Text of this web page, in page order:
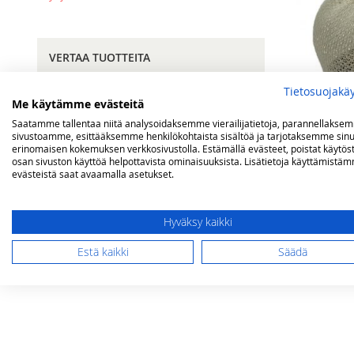
Hehkusukka
Lisää
VERTAA TUOTTEITA
OMA TOIVELISTA
Me käytämme evästeitä
Saatamme tallentaa niitä analysoidaksemme vierailijatietoja,
sivustoamme, esittääksemme henkilökohtaista sisältöä ja tarjotaksemme
erinomaisen kokemuksen verkkosivustolla. Estämällä evästeet, poistat
osan sivuston käyttöä helpottavista ominaisuuksista. Lisätietoja
evästeistä saat avaamalla asetukset.
Hyväksy kaikki
Estä kaikki
Säädä